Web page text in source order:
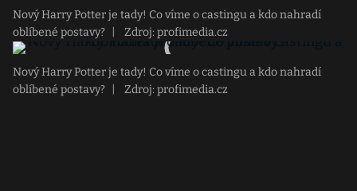
Nový Harry Potter je tady! Co víme o castingu a kdo nahradí
oblíbené postavy?
Zdroj: profimedia.cz
Nový Harry Potter je tady! Co víme o castingu a kdo nahradí
oblíbené postavy?
Zdroj: profimedia.cz